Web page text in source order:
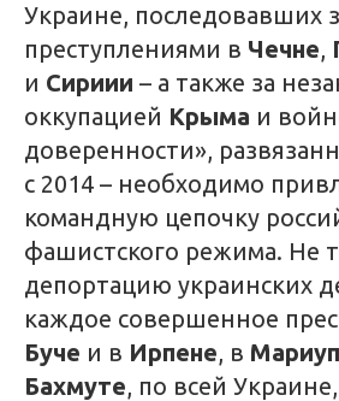
Украине, последовавших
преступлениями в Чечне,
и Сириии – а также за
оккупацией Крыма и
доверенности»,
с 2014 – необходимо
командную цепочку
фашистского режима. Не
депортацию украинских
каждое совершенное
Буче и в Ирпене, в
Бахмуте, по всей